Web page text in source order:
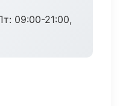
09:00-21:00,